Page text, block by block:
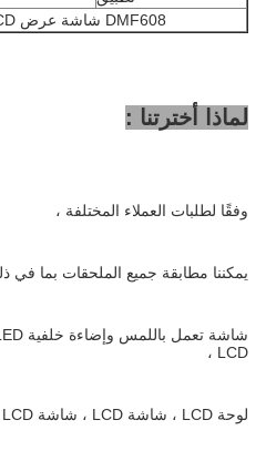
DMF608 شاشة عرض LCD صناعية 5.0 بوصة
لماذا أخترتنا :
وفقًا لطلبات العملاء المختلفة ،
يمكننا مطابقة جميع الملحقات بما في
LCD ،
لوحة LCD ، شاشة LCD ، شاشة LCD ، شاشة LCD ،